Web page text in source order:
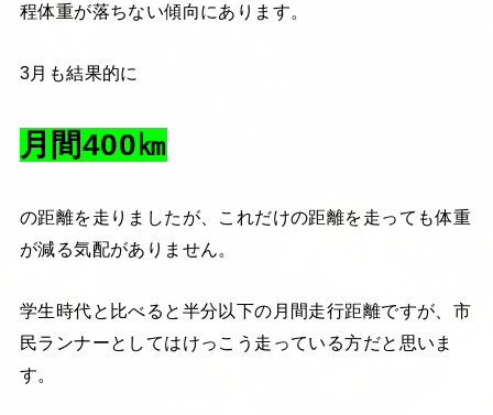
程体重が落ちない傾向にあります。
3月も結果的に
月間400㎞
の距離を走りましたが、これだけの距離を走っても体重
が減る気配がありません。
学生時代と比べると半分以下の月間走行距離ですが、市
民ランナーとしてはけっこう走っている方だと思いま
す。